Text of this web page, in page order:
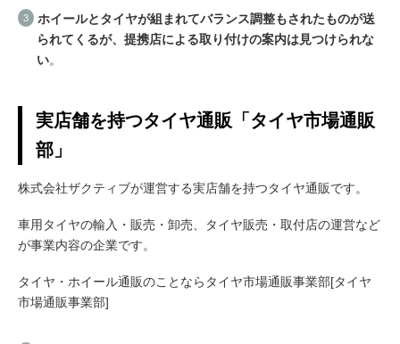
ホイールとタイヤが組まれてバランス調整もされたものが送
られてくるが、提携店による取り付けの案内は見つけられな
い。
実店舗を持つタイヤ通販「タイヤ市場通販
部」
株式会社ザクティブが運営する実店舗を持つタイヤ通販です。
車用タイヤの輸入・販売・卸売、
タイヤ販売・取付店の運営など
が事業内容の企業です。
タイヤ・ホイール通販のことならタイヤ市場通販事業部[タイヤ
市場通販事業部]